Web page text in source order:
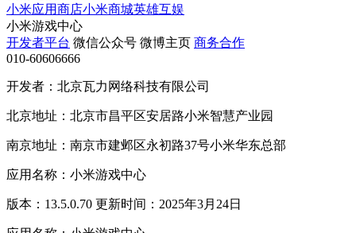
小米应用商店小米商城英雄互娱
小米游戏中心
开发者平台 微信公众号 微博主页 商务合作
010-60606666
开发者：北京瓦力网络科技有限公司
北京地址：北京市昌平区安居路小米智慧产业园
南京地址：南京市建邺区永初路37号小米华东总部
应用名称：小米游戏中心
版本：13.5.0.70 更新时间：2025年3月24日